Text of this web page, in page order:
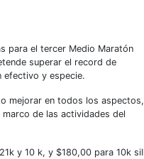
para el tercer Medio Maratón
superar el record de
efectivo y especie.
mejorar en todos los aspectos,
de las actividades del
y 10 k, y $180,00 para 10k